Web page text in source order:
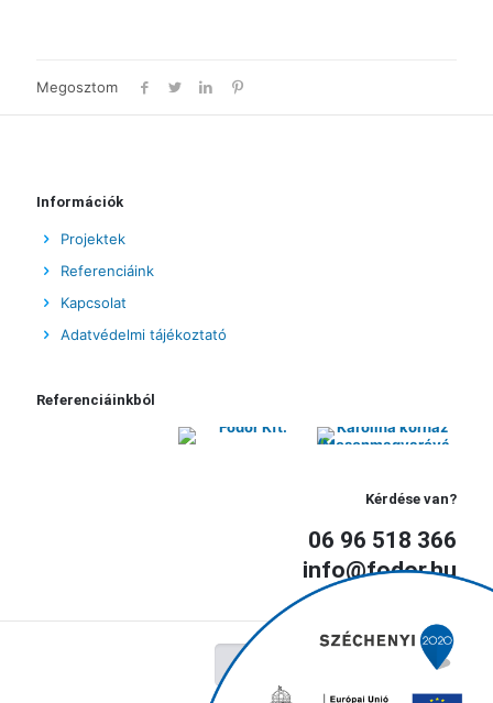
Megosztom
Információk
Projektek
Referenciáink
Kapcsolat
Adatvédelmi tájékoztató
Referenciáinkból
Kérdése van?
06 96 518 366
info@fodor.hu